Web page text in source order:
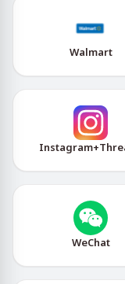
Walmart
WeChat